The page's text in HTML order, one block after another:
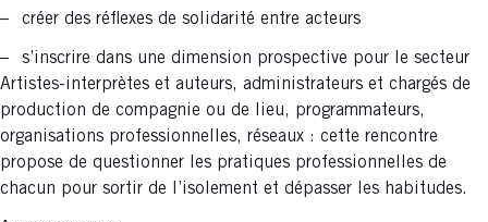
créer des réflexes de solidarité entre acteurs
s’inscrire dans une dimension prospective pour le secteur
Artistes-interprètes et auteurs, administrateurs et chargés de
production de compagnie ou de lieu, programmateurs,
organisations professionnelles, réseaux : cette rencontre
propose de questionner les pratiques professionnelles de
chacun pour sortir de l’isolement et dépasser les habitudes.